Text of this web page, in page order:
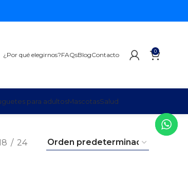
¿Por qué elegirnos?FAQsBlogContacto 0
para adultosMascotasSalud
24